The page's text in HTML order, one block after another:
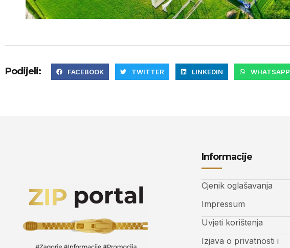
Podijeli: FACEBOOK TWITTER LINKEDIN WHATSAPP
Informacije
Cjenik oglašavanja
Impressum
Uvjeti korištenja
Izjava o privatnosti i